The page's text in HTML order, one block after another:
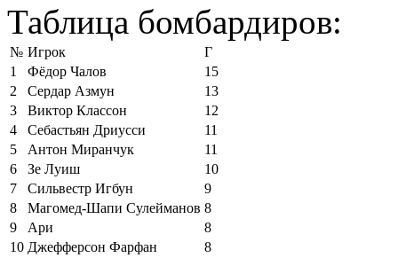
Таблица бомбардиров:
№ Игрок
Г
1
Фёдор Чалов
15
2
Сердар Азмун
13
3
Виктор Классон
12
4
Себастьян Дриусси
11
5
Антон Миранчук
11
6
Зе Луиш
10
7
Сильвестр Игбун
9
8
Магомед-Шапи Сулейманов 8
9
Ари
8
10 Джефферсон Фарфан
8